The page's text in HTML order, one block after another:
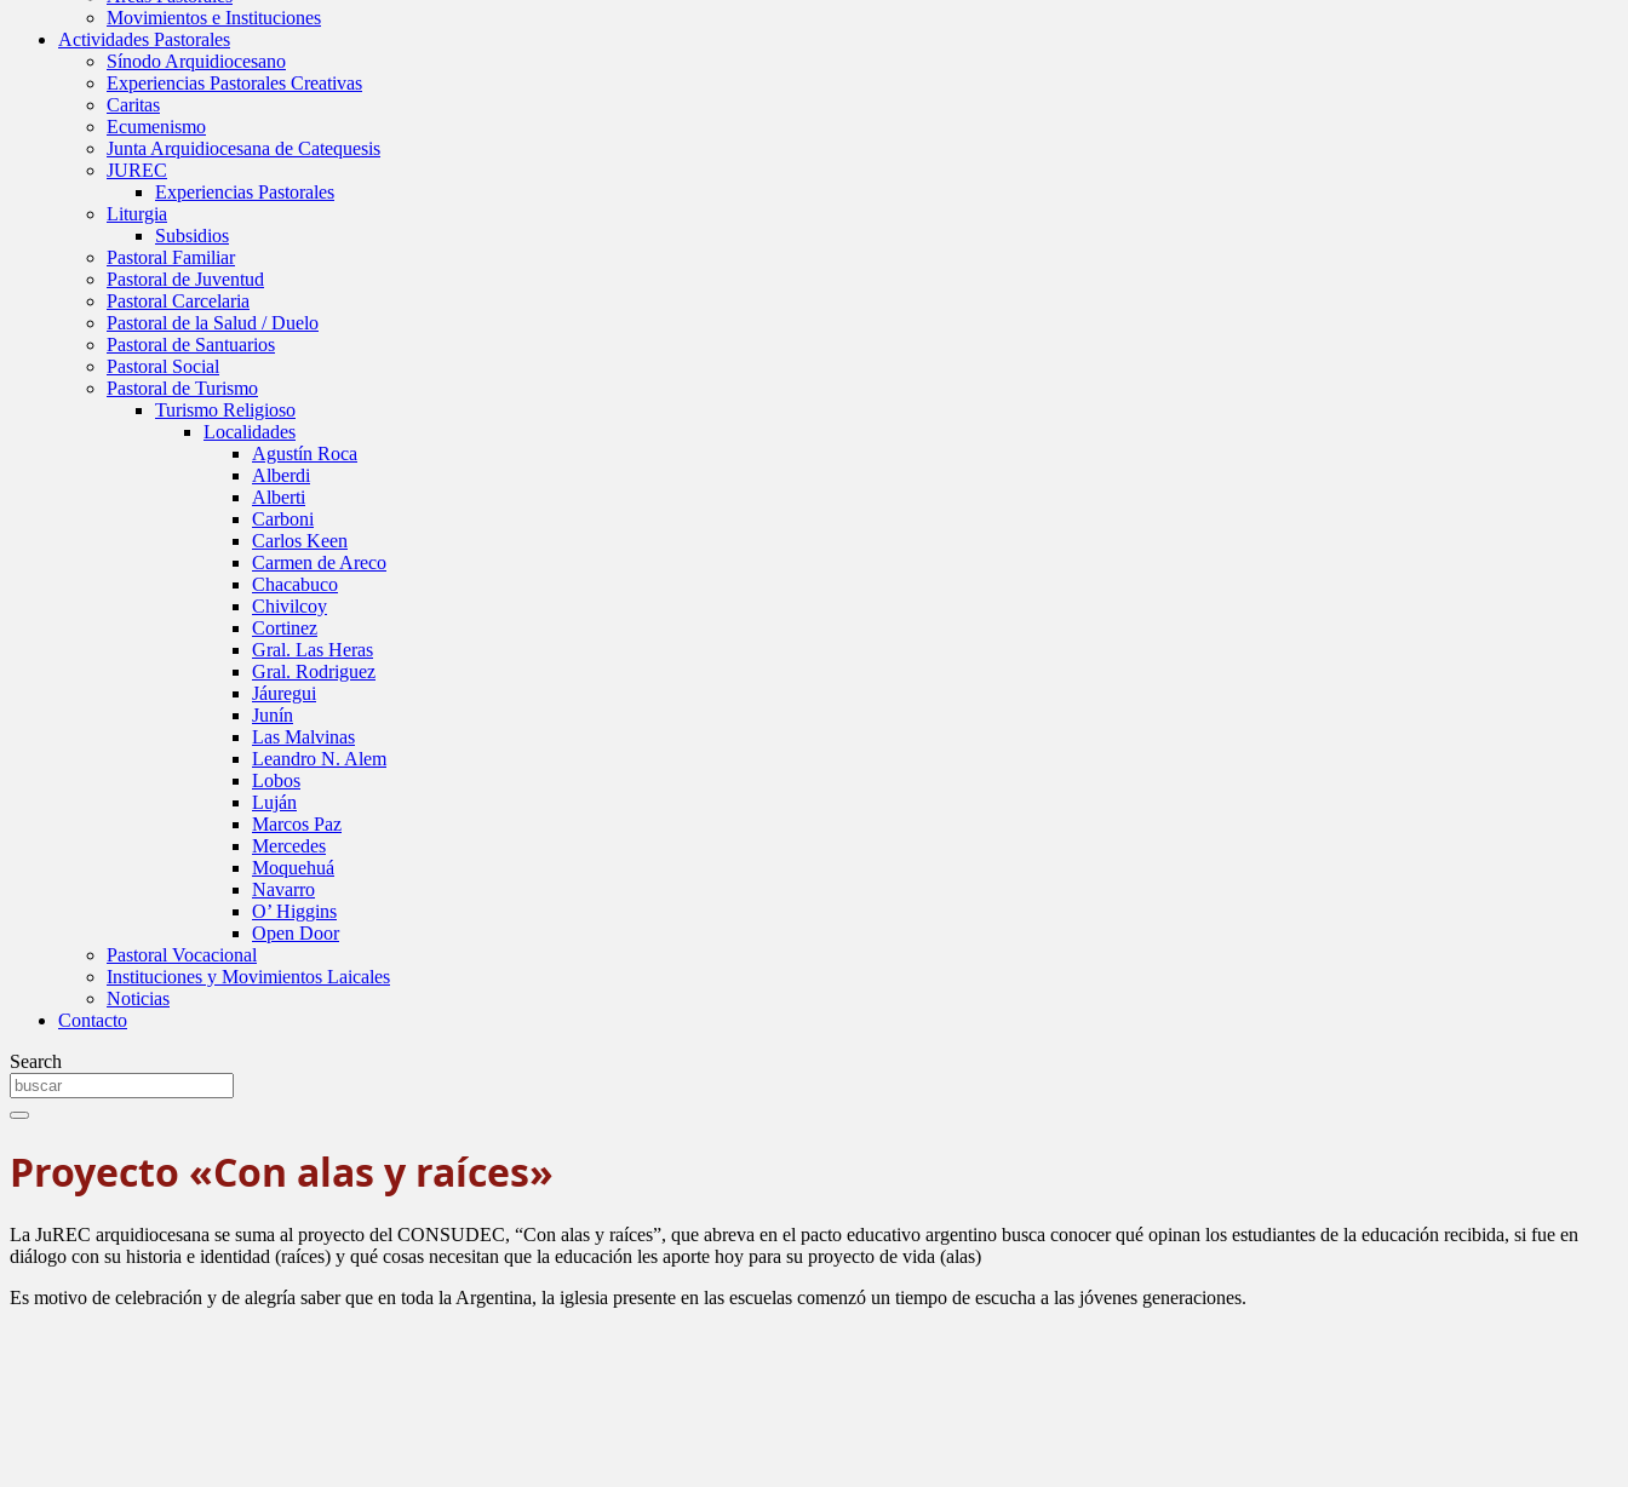
Movimientos e Instituciones
Actividades Pastorales
Sínodo Arquidiocesano
Experiencias Pastorales Creativas
Caritas
Ecumenismo
Junta Arquidiocesana de Catequesis
JUREC
Experiencias Pastorales
Liturgia
Subsidios
Pastoral Familiar
Pastoral de Juventud
Pastoral Carcelaria
Pastoral de la Salud / Duelo
Pastoral de Santuarios
Pastoral Social
Pastoral de Turismo
Turismo Religioso
Localidades
Agustín Roca
Alberdi
Alberti
Carboni
Carlos Keen
Carmen de Areco
Chacabuco
Chivilcoy
Cortinez
Gral. Las Heras
Gral. Rodriguez
Jáuregui
Junín
Las Malvinas
Leandro N. Alem
Lobos
Luján
Marcos Paz
Mercedes
Moquehuá
Navarro
O’ Higgins
Open Door
Pastoral Vocacional
Instituciones y Movimientos Laicales
Noticias
Contacto
Search
Proyecto «Con alas y raíces»
La JuREC arquidiocesana se suma al proyecto del CONSUDEC, “Con alas y raíces”, que abreva en el pacto educativo argentino busca conocer qué opinan los estudiantes de la educación recibida, si fue en
diálogo con su historia e identidad (raíces) y qué cosas necesitan que la educación les aporte hoy para su proyecto de vida (alas)
Es motivo de celebración y de alegría saber que en toda la Argentina, la iglesia presente en las escuelas comenzó un tiempo de escucha a las jóvenes generaciones.